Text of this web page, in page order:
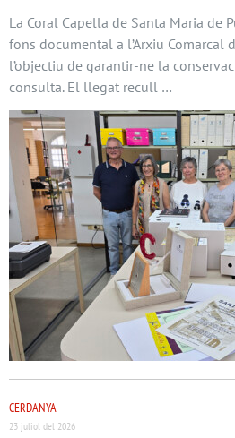
La Coral Capella de Santa Maria de
fons documental a l’Arxiu Comarcal
l’objectiu de garantir-ne la
consulta. El llegat recull …
CERDANYA
23 juliol del 2026